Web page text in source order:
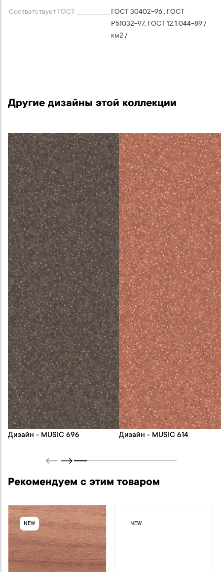
Соответствует ГОСТ
ГОСТ 30402-96 , ГОСТ
P51032-97, ГОСТ 12.1.044-89 /
км2 /
Другие дизайны этой коллекции
Дизайн - MUSIC 696 Дизайн - MUSIC 614
Рекомендуем с этим товаром
NEW NEW